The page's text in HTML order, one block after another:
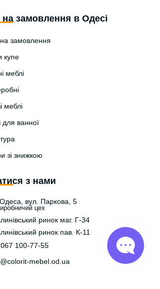
на замовлення в Одесі
на замовлення
меблі
меблі
для ванної
зі знижкою
з нами
вул. Паркова, 5
цех
ринок маг. Г-34
ринок пав. К-11
100-77-55
mebel.od.ua